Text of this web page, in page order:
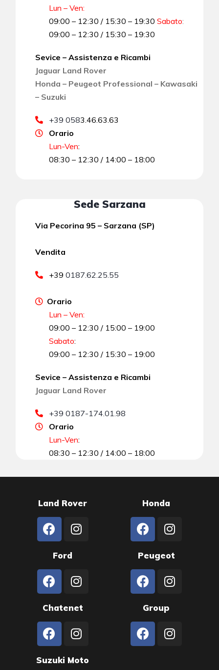
Lun – Ven:
09:00 – 12:30 / 15:30 – 19:30 Sabato:
09:00 – 12:30 / 15:30 – 19:30
Sevice – Assistenza e Ricambi
Jaguar Land Rover
Honda – Peugeot Professional – Kawasaki
– Suzuki
+39 0583.46.63.63
Orario
Lun-Ven:
08:30 – 12:30 / 14:00 – 18:00
Sede Sarzana
Via Pecorina 95 – Sarzana (SP)
Vendita
+390187.62.25.55
Orario
Lun – Ven:
09:00 – 12:30 / 15:00 – 19:00
Sabato:
09:00 – 12:30 / 15:30 – 19:00
Sevice – Assistenza e Ricambi
Jaguar Land Rover
+39 0187-174.01.98
Orario
Lun-Ven:
08:30 – 12:30 / 14:00 – 18:00
Land Rover Honda
Ford Peugeot
Chatenet Group
Suzuki Moto